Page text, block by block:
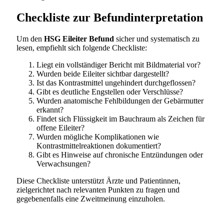
Checkliste zur Befundinterpretation
Um den HSG Eileiter Befund sicher und systematisch zu
lesen, empfiehlt sich folgende Checkliste:
Liegt ein vollständiger Bericht mit Bildmaterial vor?
Wurden beide Eileiter sichtbar dargestellt?
Ist das Kontrastmittel ungehindert durchgeflossen?
Gibt es deutliche Engstellen oder Verschlüsse?
Wurden anatomische Fehlbildungen der Gebärmutter
erkannt?
Findet sich Flüssigkeit im Bauchraum als Zeichen für
offene Eileiter?
Wurden mögliche Komplikationen wie
Kontrastmittelreaktionen dokumentiert?
Gibt es Hinweise auf chronische Entzündungen oder
Verwachsungen?
Diese Checkliste unterstützt Ärzte und Patientinnen,
zielgerichtet nach relevanten Punkten zu fragen und
gegebenenfalls eine Zweitmeinung einzuholen.